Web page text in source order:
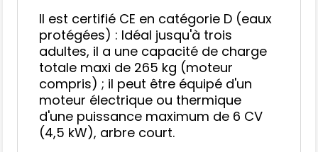
Il est certifié CE en catégorie D (eaux
protégées) : Idéal jusqu'à trois
adultes, il a une capacité de charge
totale maxi de 265 kg (moteur
compris) ; il peut être équipé d'un
moteur électrique ou thermique
d'une puissance maximum de 6 CV
(4,5 kW), arbre court.